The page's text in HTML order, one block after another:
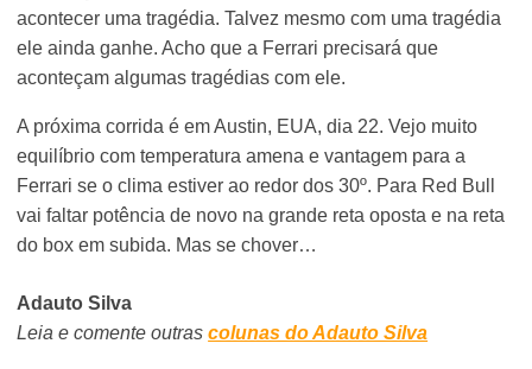
acontecer uma tragédia. Talvez mesmo com uma tragédia
ele ainda ganhe. Acho que a Ferrari precisará que
aconteçam algumas tragédias com ele.
A próxima corrida é em Austin, EUA, dia 22. Vejo muito
equilíbrio com temperatura amena e vantagem para a
Ferrari se o clima estiver ao redor dos 30º. Para Red Bull
vai faltar potência de novo na grande reta oposta e na reta
do box em subida. Mas se chover…
Adauto Silva
Leia e comente outrascolunas do Adauto Silva